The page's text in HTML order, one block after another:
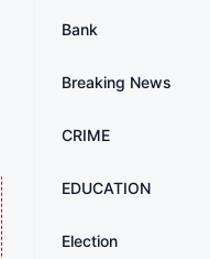
Bank
Breaking News
CRIME
EDUCATION
Election